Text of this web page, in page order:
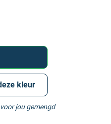
kleur
jou gemengd